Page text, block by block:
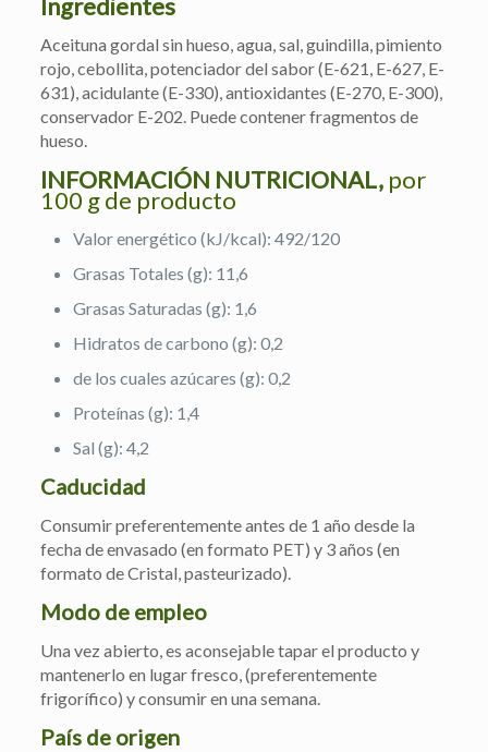
Ingredientes
Aceituna gordal sin hueso, agua, sal, guindilla, pimiento
rojo, cebollita, potenciador del sabor (E-621, E-627, E-
631), acidulante (E-330), antioxidantes (E-270, E-300),
conservador E-202. Puede contener fragmentos de
hueso.
INFORMACIÓN NUTRICIONAL,por
100 g de producto
Valor energético (kJ/kcal): 492/120
Grasas Totales (g): 11,6
Grasas Saturadas (g): 1,6
Hidratos de carbono (g): 0,2
de los cuales azúcares (g): 0,2
Proteínas (g): 1,4
Sal (g): 4,2
Caducidad
Consumir preferentemente antes de 1 año desde la
fecha de envasado (en formato PET) y 3 años (en
formato de Cristal, pasteurizado).
Modo de empleo
Una vez abierto, es aconsejable tapar el producto y
mantenerlo en lugar fresco, (preferentemente
frigorífico) y consumir en una semana.
País de origen